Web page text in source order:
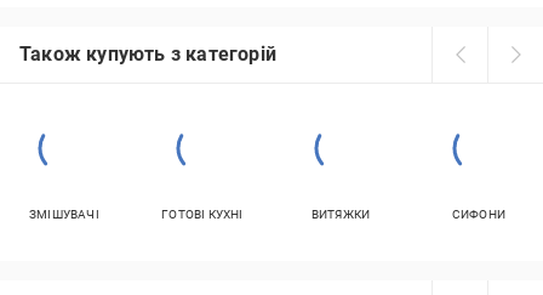
Також купують з категорій
ЗМІШУВАЧІ ГОТОВІ КУХНІ ВИТЯЖКИ СИФОНИ